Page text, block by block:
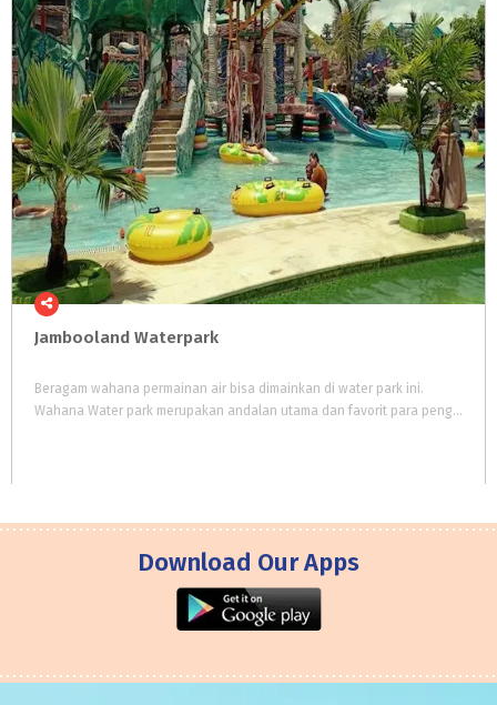
Jambooland Waterpark
Beragam wahana permainan air bisa dimainkan di water park ini.
Wahana Water park merupakan andalan utama dan favorit para pengunjung Jambooland.
Download Our Apps